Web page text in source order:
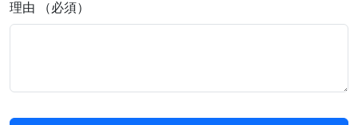
理由 （必須）